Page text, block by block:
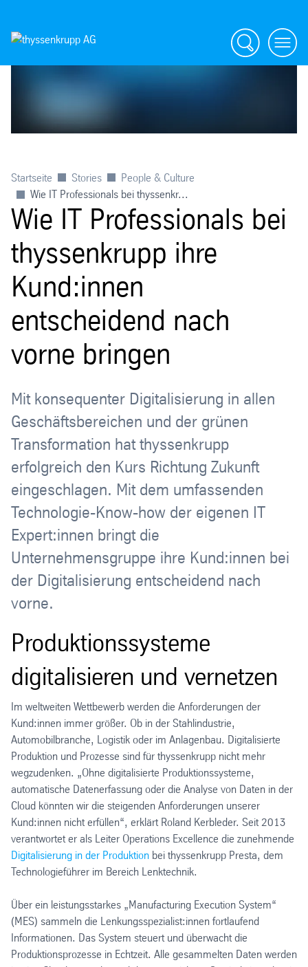
Suche menü
Startseite Stories
People & Culture
Wie IT Professionals bei thyssenkr...
Wie IT Professionals bei
thyssenkrupp ihre
Kund:innen
entscheidend nach
vorne bringen
Mit konsequenter Digitalisierung in allen
Geschäftsbereichen und der grünen
Transformation hat thyssenkrupp
erfolgreich den Kurs Richtung Zukunft
eingeschlagen. Mit dem umfassenden
Technologie-Know-how der eigenen IT
Expert:innen bringt die
Unternehmensgruppe ihre Kund:innen bei
der Digitalisierung entscheidend nach
vorne.
Produktionssysteme
digitalisieren und vernetzen
Im weltweiten Wettbewerb werden die Anforderungen der
Kund:innen immer größer. Ob in der Stahlindustrie,
Automobilbranche, Logistik oder im Anlagenbau. Digitalisierte
Produktion und Prozesse sind für thyssenkrupp nicht mehr
wegzudenken. „Ohne digitalisierte Produktionssysteme,
automatische Datenerfassung oder die Analyse von Daten in der
Cloud könnten wir die steigenden Anforderungen unserer
Kund:innen nicht erfüllen“, erklärt Roland Kerbleder. Seit 2013
verantwortet er als Leiter Operations Excellence die zunehmende
Digitalisierung in der Produktion bei thyssenkrupp Presta, dem
Technologieführer im Bereich Lenktechnik.
Über ein leistungsstarkes „Manufacturing Execution System“
(MES) sammeln die Lenkungsspezialist:innen fortlaufend
Informationen. Das System steuert und überwacht die
Produktionsprozesse in Echtzeit. Alle gesammelten Daten werden